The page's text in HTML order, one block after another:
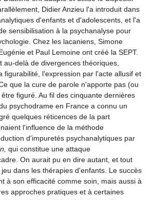
Didier Anzieu l'a introduit dans
d'enfants et d'adolescents, et l'a
sensibilisation à la psychanalyse pour
Chez les lacaniens, Simone
et Paul Lemoine ont créé la SEPT.
au-delà de divergences théoriques,
figurabilité, l'expression par l'acte allusif et
que la cure de parole n'apporte pas (ou
figuré. Au fil des cinquante dernières
psychodrame en France a connu un
quelques réticences de la part
l'influence de la méthode
d'impuretés psychanalytiques par
qui constitue une attaque
On aurait pu en dire autant, et tout
dans les thérapies d'enfants. Le succès
à son efficacité comme soin, mais aussi à
approches pratiques et à certaines